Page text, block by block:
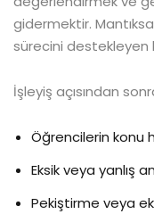
gidermektir.
sürecini destekleyen
İşleyiş açısından
Öğrencilerin konu
Eksik veya yanlış
Pekiştirme veya